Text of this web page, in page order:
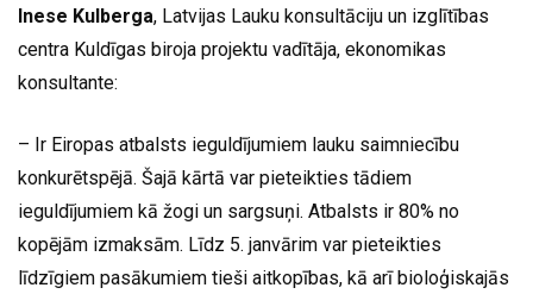
Inese Kulberga, Latvijas Lauku konsultāciju un izglītības
centra Kuldīgas biroja projektu vadītāja, ekonomikas
konsultante:
– Ir Eiropas atbalsts ieguldījumiem lauku saimniecību
konkurētspējā. Šajā kārtā var pieteikties tādiem
ieguldījumiem kā žogi un sargsuņi. Atbalsts ir 80% no
kopējām izmaksām. Līdz 5. janvārim var pieteikties
līdzīgiem pasākumiem tieši aitkopības, kā arī bioloģiskajās